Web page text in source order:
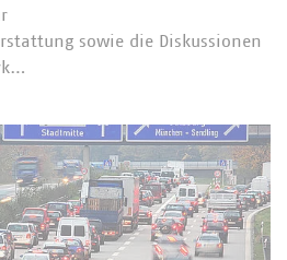
sowie die Diskussionen